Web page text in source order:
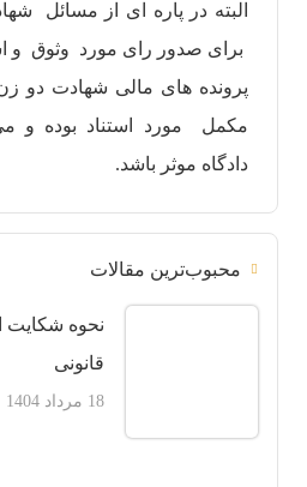
البته در پاره ای از مسائل
برای صدور رای مورد وثوق و
پرونده های مالی شهادت دو
مکمل مورد استناد بوده و
دادگاه موثر باشد.
محبوب‌ترین مقالات
نحوه شکایت
قانونی
18 مرداد 1404